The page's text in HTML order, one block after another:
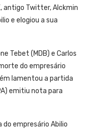
antigo Twitter, Alckmin
e elogiou a sua
Tebet (MDB) e Carlos
do empresário
lamentou a partida
emitiu nota para
empresário Abilio